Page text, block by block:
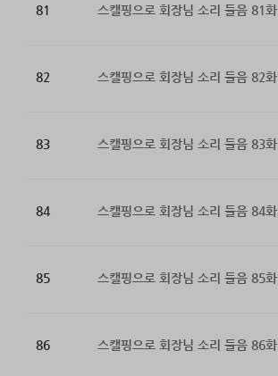
81 스캘핑으로 회장님 소리 들음 81화
82 스캘핑으로 회장님 소리 들음 82화
83 스캘핑으로 회장님 소리 들음 83화
84 스캘핑으로 회장님 소리 들음 84화
85 스캘핑으로 회장님 소리 들음 85화
86 스캘핑으로 회장님 소리 들음 86화